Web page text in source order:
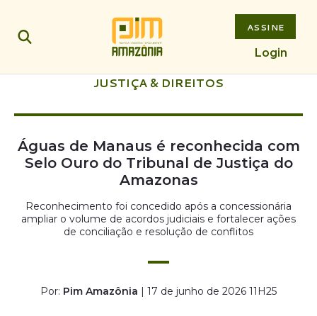
ASSINE
Login
JUSTIÇA & DIREITOS
Águas de Manaus é reconhecida com
Selo Ouro do Tribunal de Justiça do
Amazonas
Reconhecimento foi concedido após a concessionária
ampliar o volume de acordos judiciais e fortalecer ações
de conciliação e resolução de conflitos
Por: Pim Amazônia | 17 de junho de 2026 11H25